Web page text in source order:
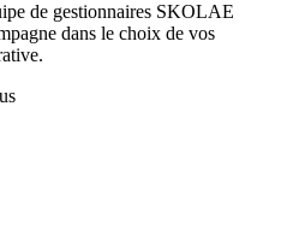
de gestionnaires SKOLAE
dans le choix de vos